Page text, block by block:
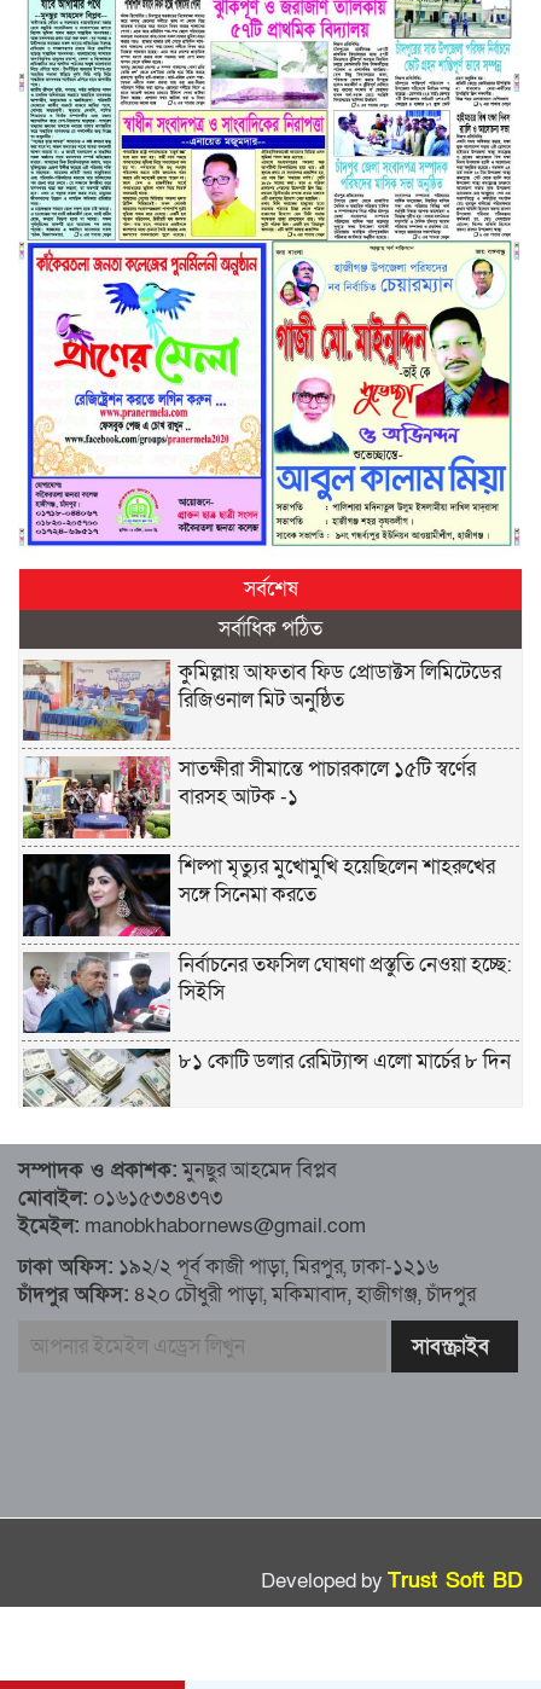
সর্বশেষ
সর্বাধিক পঠিত
কুমিল্লায় আফতাব ফিড প্রোডাক্টস লিমিটেডের
রিজিওনাল মিট অনুষ্ঠিত
সাতক্ষীরা সীমান্তে পাচারকালে ১৫টি স্বর্ণের
বারসহ আটক -১
শিল্পা মৃত্যুর মুখোমুখি হয়েছিলেন শাহরুখের
সঙ্গে সিনেমা করতে
নির্বাচনের তফসিল ঘোষণা প্রস্তুতি নেওয়া হচ্ছে:
সিইসি
৮১ কোটি ডলার রেমিট্যান্স এলো মার্চের ৮ দিন
৮১ কোটি ডলার রেমিট্যান্স এলো মার্চের ৮ দিন
এখনও অপরিবর্তিত মাগুরার সেই শিশুটির
অবস্থা
দায়িত্বরত ট্রাফিক পুলিশকে মারধর, গ্রেপ্তার ১
ইউক্রেইন?
সম্পাদক ও প্রকাশক:মুনছুর আহমেদ বিপ্লব
মোবাইল: ০১৬১৫৩৩৪৩৭৩
ইমেইল: manobkhabornews@gmail.com
ঢাকা অফিস: ১৯২/২ পূর্ব কাজী পাড়া, মিরপুর, ঢাকা-১২১৬
চাঁদপুর অফিস: ৪২০ চৌধুরী পাড়া, মকিমাবাদ, হাজীগঞ্জ, চাঁদপুর
Developed by Trust Soft BD